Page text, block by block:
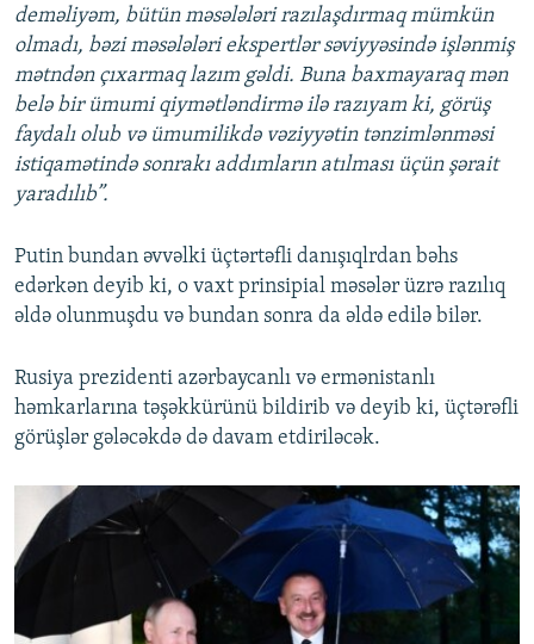
deməliyəm, bütün məsələləri razılaşdırmaq mümkün
olmadı, bəzi məsələləri ekspertlər səviyyəsində işlənmiş
mətndən çıxarmaq lazım gəldi. Buna baxmayaraq mən
belə bir ümumi qiymətləndirmə ilə razıyam ki, görüş
faydalı olub və ümumilikdə vəziyyətin tənzimlənməsi
istiqamətində sonrakı addımların atılması üçün şərait
yaradılıb”.
Putin bundan əvvəlki üçtərtəfli danışıqlrdan bəhs
edərkən deyib ki, o vaxt prinsipial məsələr üzrə razılıq
əldə olunmuşdu və bundan sonra da əldə edilə bilər.
Rusiya prezidenti azərbaycanlı və ermənistanlı
həmkarlarına təşəkkürünü bildirib və deyib ki, üçtərəfli
görüşlər gələcəkdə də davam etdiriləcək.